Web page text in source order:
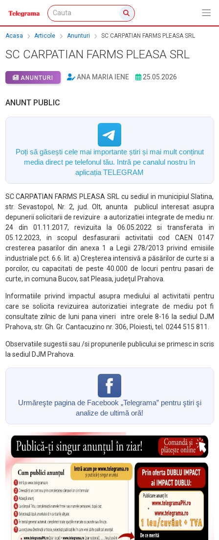
Acasa Articole Anunturi SC CARPATIAN FARMS PLEASA SRL
SC CARPATIAN FARMS PLEASA SRL
ANUNTURI ANA MARIA IENE 25.05.2026
ANUNT PUBLIC
Poți să găsești cele mai importante știri și mai mult conținut
media direct pe telefonul tău. Intră pe canalul nostru în
aplicația TELEGRAM
SC CARPATIAN FARMS PLEASA SRL cu sediul in municipiul Slatina,
str. Sevastopol, Nr. 2, jud. Olt, anunta
publicul interesat asupra
depunerii solicitarii de revizuire a autorizatiei integrate de mediu nr.
24 din 01.11.2017, revizuita la 06.05.2022 si transferata in
05.12.2023, in scopul desfasurarii activitatii cod CAEN 0147
cresterea pasarilor din anexa 1 a Legii 278/2013 privind emisiile
industriale pct. 6.6. lit. a) Creşterea intensivă a păsărilor de curte si a
porcilor, cu capacitati de peste 40.000 de locuri pentru pasari de
curte, in comuna Bucov, sat Pleasa, judeţul Prahova.
Informatiile privind impactul asupra mediului al activitatii pentru
care se solicita revizuirea autorizatiei integrate de mediu pot fi
consultate zilnic de luni pana vineri
intre orele 8-16 la sediul DJM
Prahova, str. Gh. Gr. Cantacuzino nr. 306, Ploiesti, tel. 0244 515 811.
Observatiile sugestii sau /si propunerile publicului se primesc in scris
la sediul DJM Prahova.
Urmăreşte pagina de Facebook „Telegrama” pentru ştiri şi
analize de ultimă oră!